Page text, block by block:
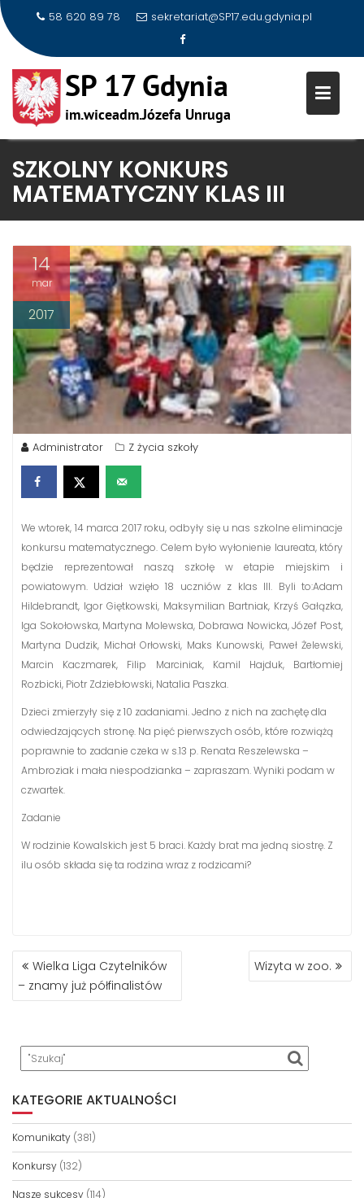
content
58 620 89 78 sekretariat@SP17.edu.gdynia.pl
SZKOLNY KONKURS
MATEMATYCZNY KLAS III
14
mar
2017
Administrator Z życia szkoły
We wtorek, 14 marca 2017 roku, odbyły się u nas szkolne eliminacje
konkursu matematycznego. Celem było wyłonienie laureata, który
będzie reprezentował naszą szkołę w etapie miejskim i
powiatowym. Udział wzięło 18 uczniów z klas III. Byli to:Adam
Hildebrandt, Igor Giętkowski, Maksymilian Bartniak, Krzyś Gałązka,
Iga Sokołowska, Martyna Molewska, Dobrawa Nowicka, Józef Post,
Martyna Dudzik, Michał Orłowski, Maks Kunowski, Paweł Żelewski,
Marcin Kaczmarek, Filip Marciniak, Kamil Hajduk, Bartłomiej
Rozbicki, Piotr Zdziebłowski, Natalia Paszka.
Dzieci zmierzyły się z 10 zadaniami. Jedno z nich na zachętę dla
odwiedzających stronę. Na pięć pierwszych osób, które rozwiążą
poprawnie to zadanie czeka w s.13 p. Renata Reszelewska –
Ambroziak i mała niespodzianka – zapraszam. Wyniki podam w
czwartek.
Zadanie
W rodzinie Kowalskich jest 5 braci. Każdy brat ma jedną siostrę. Z
ilu osób składa się ta rodzina wraz z rodzicami?
NAWIGACJA
WPISU
Wielka Liga Czytelników
– znamy już półfinalistów
Wizyta w zoo.
KATEGORIE AKTUALNOŚCI
Komunikaty (381)
Konkursy (132)
Nasze sukcesy (114)